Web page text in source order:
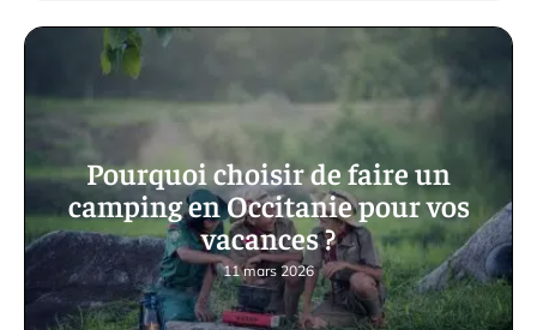
Pourquoi choisir de faire un
camping en Occitanie pour vos
vacances ?
11 mars 2026